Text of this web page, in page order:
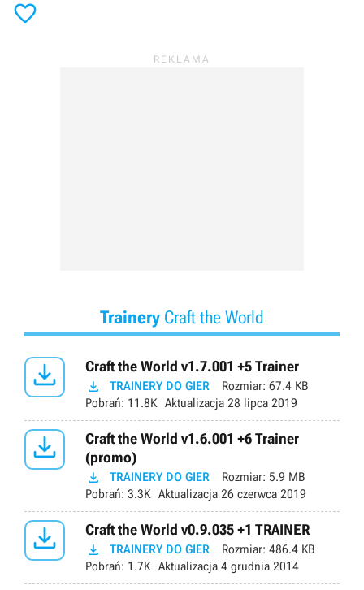

Trainery Craft the World
 Craft the World v1.7.001 +5 Trainer
 TRAINERY DO GIER Rozmiar: 67.4 KB
Pobrań: 11.8K Aktualizacja 28 lipca 2019

Craft the World v1.6.001 +6 Trainer
(promo)
 TRAINERY DO GIER Rozmiar: 5.9 MB
Pobrań: 3.3K Aktualizacja 26 czerwca 2019
 Craft the World v0.9.035 +1 TRAINER
 TRAINERY DO GIER Rozmiar: 486.4 KB
Pobrań: 1.7K Aktualizacja 4 grudnia 2014